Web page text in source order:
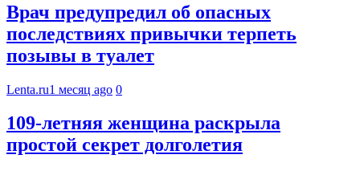
Врач предупредил об опасных
последствиях привычки терпеть
позывы в туалет
Lenta.ru1 месяц ago 0
109-летняя женщина раскрыла
простой секрет долголетия